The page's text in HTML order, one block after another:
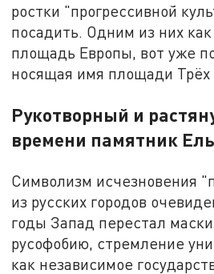
ростки "прогрессивной
посадить. Одним из них
площадь Европы, вот уже
носящая имя площади Трёх
Рукотворный и
времени памятник
Символизм исчезновения
из русских городов
годы Запад перестал
русофобию, стремление
как независимое